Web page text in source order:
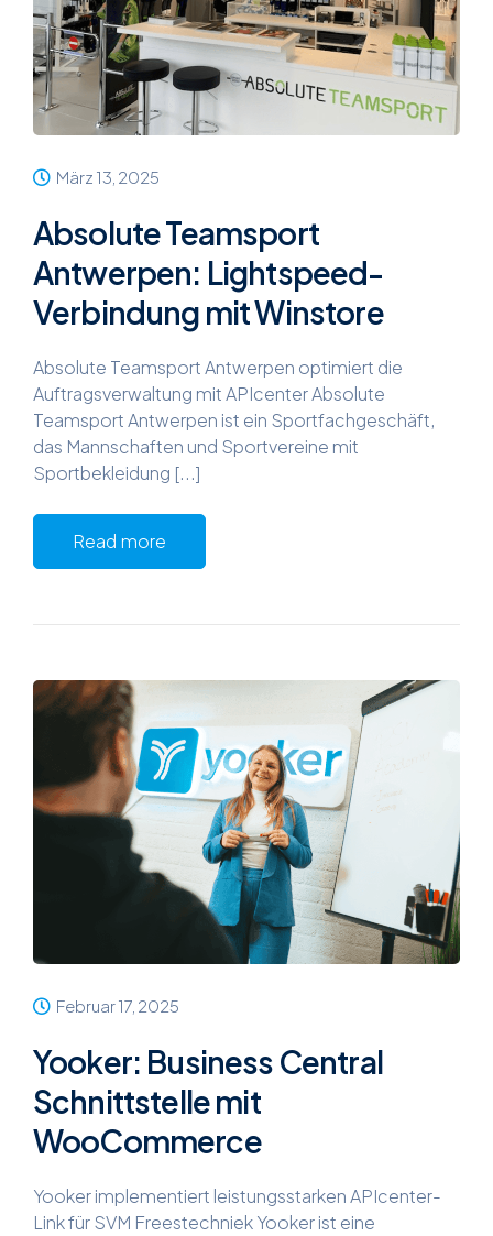
März 13, 2025
Absolute Teamsport
Antwerpen: Lightspeed-
Verbindung mit Winstore
Absolute Teamsport Antwerpen optimiert die
Auftragsverwaltung mit APIcenter Absolute
Teamsport Antwerpen ist ein Sportfachgeschäft,
das Mannschaften und Sportvereine mit
Sportbekleidung [...]
Read more
Februar 17, 2025
Yooker: Business Central
Schnittstelle mit
WooCommerce
Yooker implementiert leistungsstarken APIcenter-
Link für SVM Freestechniek Yooker ist eine